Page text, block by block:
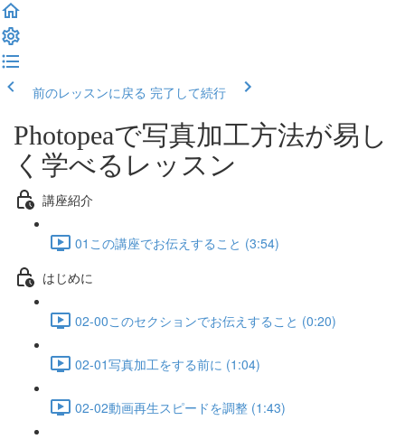
前のレッスンに戻る 完了して続行
Photopeaで写真加工方法が易し
く学べるレッスン
講座紹介
01この講座でお伝えすること (3:54)
はじめに
02-00このセクションでお伝えすること (0:20)
02-01写真加工をする前に (1:04)
02-02動画再生スピードを調整 (1:43)